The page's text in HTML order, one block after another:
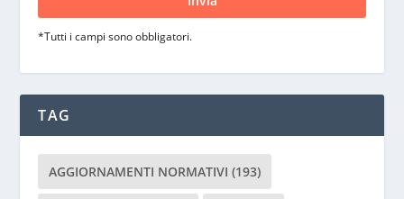
r
e
d
s
*Tutti i campi sono obbligatori.
TAG
AGGIORNAMENTI NORMATIVI (193)